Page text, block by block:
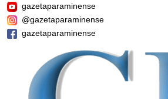
gazetaparaminense
@gazetaparaminense
gazetaparaminense